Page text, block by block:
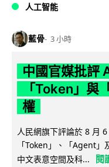
人工智能
藍骨 3 小時
中國官媒批評
「Token」與
權
人民網旗下評論於 8 月
「Token」、「Agent
中文表意空間及科...
閱